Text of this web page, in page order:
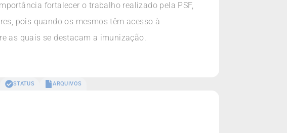
fortalecer o trabalho realizado pela PSF,
pois quando os mesmos têm acesso à
as quais se destacam a imunização.
STATUS ARQUIVOS